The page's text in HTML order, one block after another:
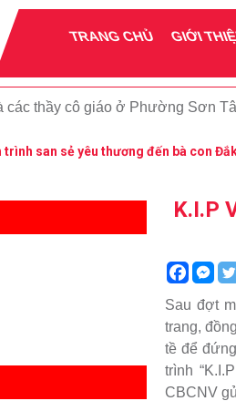
TRANG CHỦ GIỚI
các thầy cô giáo ở Phường Sơn
trình san sẻ yêu thương đến bà con
K.I.P
Sau đợt
trang,
tề để
trình
CBCNV